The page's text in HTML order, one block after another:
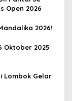
Open 2026
2026!
Oktober 2025
Lombok Gelar